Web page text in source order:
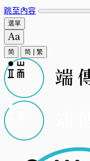
跳至內容
選單
简 简 繁